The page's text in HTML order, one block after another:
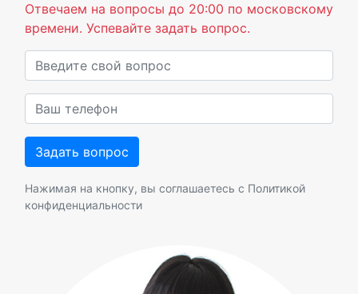
Отвечаем на вопросы до 20:00 по московскому
времени. Успевайте задать вопрос.
Нажимая на кнопку, вы соглашаетесь с Политикой
конфиденциальности